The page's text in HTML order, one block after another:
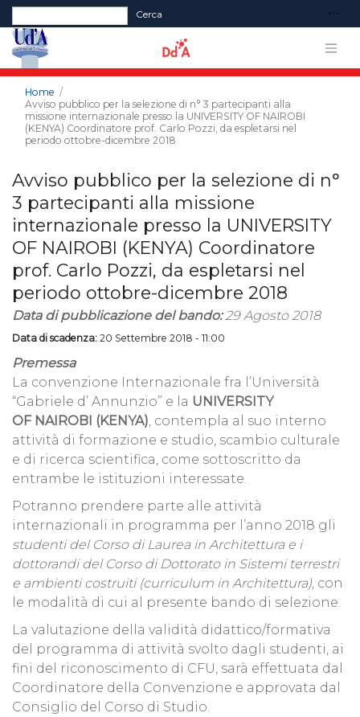
Form di ricerca
Cerca
Home
Avviso pubblico per la selezione di n° 3 partecipanti alla
missione internazionale presso la UNIVERSITY OF NAIROBI
(KENYA) Coordinatore prof. Carlo Pozzi, da espletarsi nel
periodo ottobre-dicembre 2018
Avviso pubblico per la selezione di n°
3 partecipanti alla missione
internazionale presso la UNIVERSITY
OF NAIROBI (KENYA) Coordinatore
prof. Carlo Pozzi, da espletarsi nel
periodo ottobre-dicembre 2018
Data di pubblicazione del bando:29 Agosto 2018
Data di scadenza: 20 Settembre 2018 - 11:00
Premessa
La convenzione Internazionale fra l’Università
“Gabriele d’ Annunzio” e la UNIVERSITY
OF NAIROBI (KENYA), contempla al suo interno
attività di formazione e studio, scambio culturale
e di ricerca scientifica, come sottoscritto da
entrambe le istituzioni interessate.
Potranno prendere parte alle attività
internazionali in programma per l’anno 2018 gli
studenti del Corso di Laurea in Architettura e i
dottorandi del Corso di Dottorato in Sistemi terrestri
e ambienti costruiti (curriculum in Architettura), con
le modalità di cui al presente bando di selezione.
La valutazione della validità didattico/formativa
del programma di attività svolto dagli studenti, ai
fini del riconoscimento di CFU, sarà effettuata dal
Coordinatore della Convenzione e approvata dal
Consiglio del Corso di Studio.